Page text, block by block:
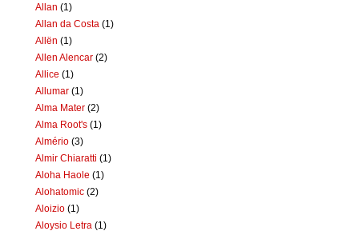
Allan (1)
Allan da Costa (1)
Allën (1)
Allen Alencar (2)
Allice (1)
Allumar (1)
Alma Mater (2)
Alma Root's (1)
Almério (3)
Almir Chiaratti (1)
Aloha Haole (1)
Alohatomic (2)
Aloizio (1)
Aloysio Letra (1)